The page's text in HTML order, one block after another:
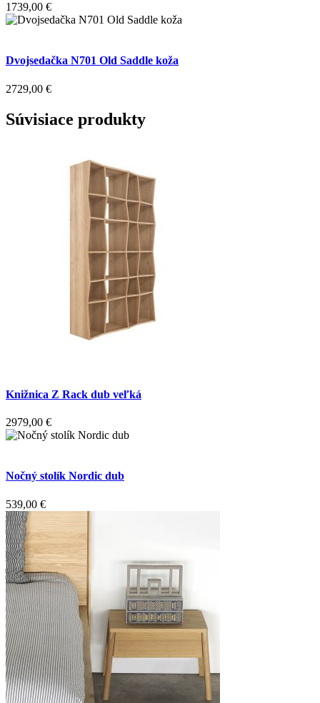
1739,00 €
Dvojsedačka N701 Old Saddle koža
2729,00 €
Súvisiace produkty
Knižnica Z Rack dub veľká
2979,00 €
Nočný stolík Nordic dub
539,00 €